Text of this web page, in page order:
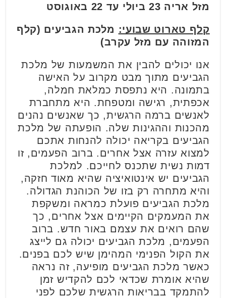
מזל אריה 23 ביולי עד 22 באוגוסט
קלף טארוט שבועי: מלכת הגביעים (קלף
המזוהה עם מזל עקרב)
אנו יכולים להבין את המשמעות של מלכת
הגביעים מתוך מבט מקרוב על האישה
בתמונה. היא נתפסת כמלאת חמלה,
אכפתית, רגישה ומטפחת. היא מתחברת
לאנשים ברמה הרגשית, כך שאנשים נהנים
מהכנות וההגינות שלה. הופעתה של מלכת
הגביעים בקריאה יכולה להנחות אתכם
למצוא עזרה אצל אחרים. ברוב הפעמים, זו
דמות נשית שתכנס לחייכם. למלכת
הגביעים יש אינטואיציה שהיא מאוד חזקה,
והיא מתחרה רק בזו של הכוהנת הגדולה.
מלכת הגביעים פועלת כמראה ומשקפת
את המעמקים הקיימים אצל אחרים, כך
שהם רואים את עצמם באור חדש. ברוב
הפעמים, מלכת הגביעים יכולה גם לייצג
את הקול הפנימי המהימן שיש לכם בפנים.
כאשר מלכת הגביעים מופיעה, זה נראה
שהיא אומרת שכדאי לכם להקדיש זמן
להתמקד בבריאות הרגשית שלכם לפני